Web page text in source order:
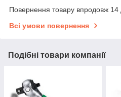
Повернення товару впродовж 14
Всі умови повернення
Подібні товари компанії